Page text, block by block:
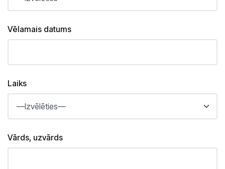
Vēlamais datums
Laiks
Vārds, uzvārds